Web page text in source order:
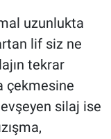
uzunlukta
lif siz ne
tekrar
çekmesine
silaj ise